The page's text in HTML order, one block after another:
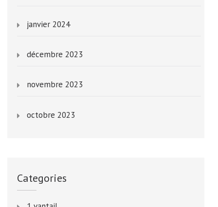
janvier 2024
décembre 2023
novembre 2023
octobre 2023
Categories